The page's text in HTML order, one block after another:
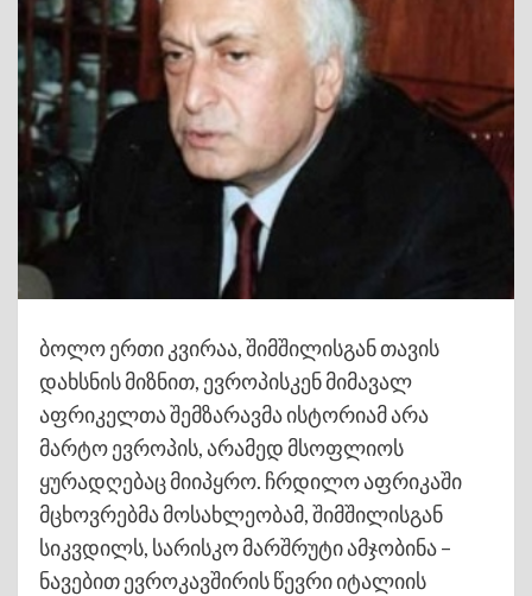
ბოლო ერთი კვირაა, შიმშილისგან თავის
დახსნის მიზნით, ევროპისკენ მიმავალ
აფრიკელთა შემზარავმა ისტორიამ არა
მარტო ევროპის, არამედ მსოფლიოს
ყურადღებაც მიიპყრო. ჩრდილო აფრიკაში
მცხოვრებმა მოსახლეობამ, შიმშილისგან
სიკვდილს, სარისკო მარშრუტი ამჯობინა –
ნავებით ევროკავშირის წევრი იტალიის